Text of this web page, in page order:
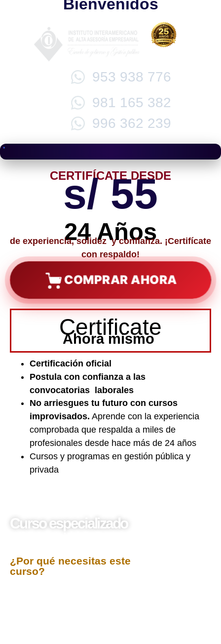
Bienvenidos
953 938 776
981 165 382
996 362 239
CERTIFÍCATE DESDE
s/ 55
24 Años
de experiencia, solidez y confianza. ¡Certifícate
con respaldo!
COMPRAR AHORA
Certificate
Ahora mismo
Certificación oficial
Postula con confianza a las
convocatorias laborales
No arriesgues tu futuro con cursos
improvisados. Aprende con la experiencia
comprobada que respalda a miles de
profesionales desde hace más de 24 años
Cursos y programas en gestión pública y
privada
Curso especializado
¿Por qué necesitas este
curso?